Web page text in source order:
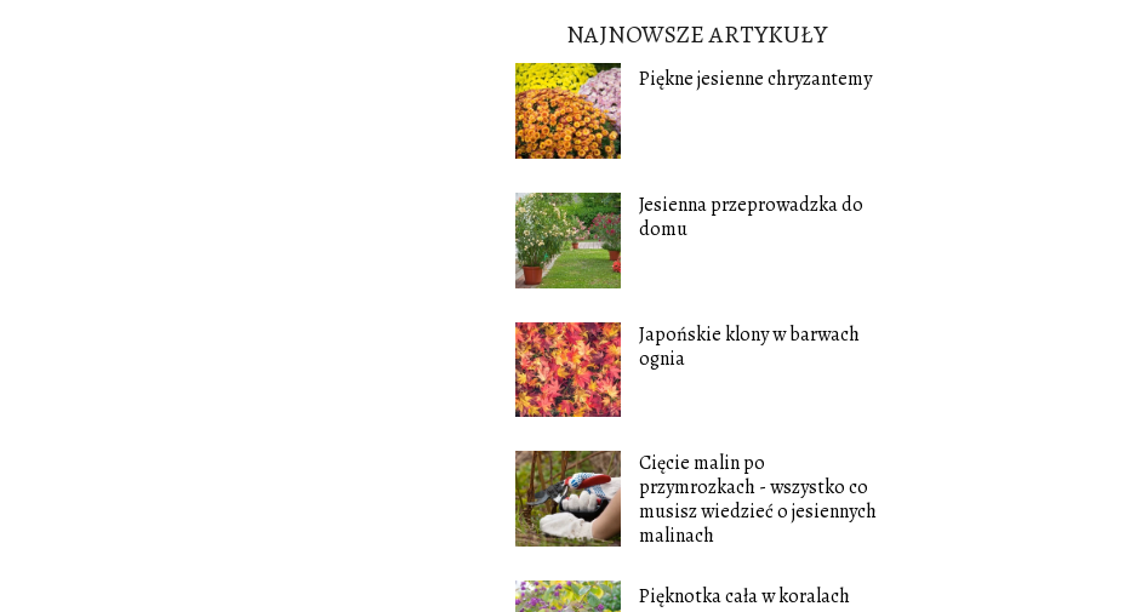
NAJNOWSZE ARTYKUŁY
Piękne jesienne chryzantemy
Jesienna przeprowadzka do
domu
Japońskie klony w barwach
ognia
Cięcie malin po
przymrozkach - wszystko co
musisz wiedzieć o jesiennych
malinach
Pięknotka cała w koralach